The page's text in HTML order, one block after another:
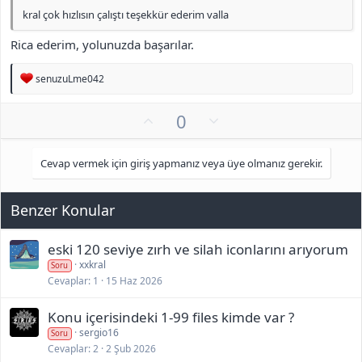
kral çok hızlısın çalıştı teşekkür ederim valla
Rica ederim, yolunuzda başarılar.
T
l
:
senuzuLme042
y
l
a
0
l
u
m
s
z
o
y
Cevap vermek için giriş yapmanız veya üye olmanız gerekir.
Benzer Konular
eski 120 seviye zırh ve silah iconlarını arıyorum
Soru
xxkral
Cevaplar 1 15 Haz 2026
Konu içerisindeki 1-99 files kimde var ?
Soru
sergio16
Cevaplar 2 2 Şub 2026